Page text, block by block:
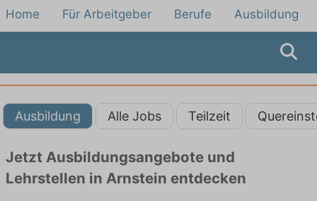
Home Für Arbeitgeber Berufe Ausbildung
Ausbildung Alle Jobs Teilzeit
Jetzt Ausbildungsangebote und
Lehrstellen in Arnstein entdecken